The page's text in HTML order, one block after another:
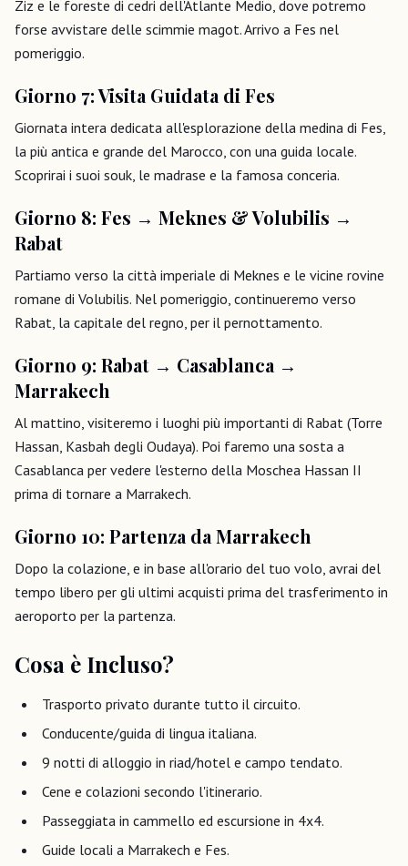
Ziz e le foreste di cedri dell'Atlante Medio, dove potremo
forse avvistare delle scimmie magot. Arrivo a Fes nel
pomeriggio.
Giorno 7: Visita Guidata di Fes
Giornata intera dedicata all'esplorazione della medina di Fes,
la più antica e grande del Marocco, con una guida locale.
Scoprirai i suoi souk, le madrase e la famosa conceria.
Giorno 8: Fes → Meknes & Volubilis →
Rabat
Partiamo verso la città imperiale di Meknes e le vicine rovine
romane di Volubilis. Nel pomeriggio, continueremo verso
Rabat, la capitale del regno, per il pernottamento.
Giorno 9: Rabat → Casablanca →
Marrakech
Al mattino, visiteremo i luoghi più importanti di Rabat (Torre
Hassan, Kasbah degli Oudaya). Poi faremo una sosta a
Casablanca per vedere l'esterno della Moschea Hassan II
prima di tornare a Marrakech.
Giorno 10: Partenza da Marrakech
Dopo la colazione, e in base all'orario del tuo volo, avrai del
tempo libero per gli ultimi acquisti prima del trasferimento in
aeroporto per la partenza.
Cosa è Incluso?
Trasporto privato durante tutto il circuito.
Conducente/guida di lingua italiana.
9 notti di alloggio in riad/hotel e campo tendato.
Cene e colazioni secondo l'itinerario.
Passeggiata in cammello ed escursione in 4x4.
Guide locali a Marrakech e Fes.